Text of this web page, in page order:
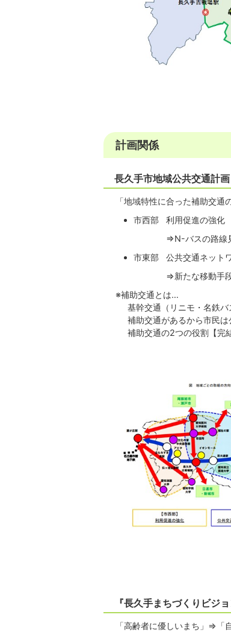
計画関係
長久手市地域公共交通計画
「地域特性に合った補助交通
市西部 利用促進の強化
⇒N-バスの路線見
市東部 公共交通ネット
⇒新たな移動手段の
※補助交通とは…
基幹交通（リニモ・名鉄バ
補助交通があるから市民は
補助交通の2つの役割【完
『長久手まちづくりビジ
「高齢者に優しいまち」⇒「